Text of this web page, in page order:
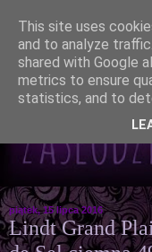
piątek, 15 lipca 2016
Lindt Grand
This site uses
and to analyze
shared with Google
metrics to ensure
statistics, and to